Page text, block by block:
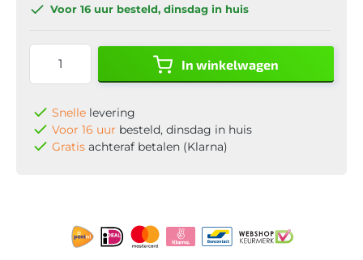
Voor 16 uur besteld, dinsdag in huis
In winkelwagen
Snelle levering
Voor 16 uur besteld, dinsdag in huis
Gratis achteraf betalen (Klarna)